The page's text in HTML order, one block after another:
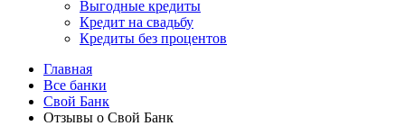
Выгодные кредиты
Кредит на свадьбу
Кредиты без процентов
Главная
Все банки
Свой Банк
Отзывы о Свой Банк